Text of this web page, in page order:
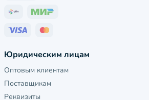
Юридическим лицам
Оптовым клиентам
Поставщикам
Реквизиты